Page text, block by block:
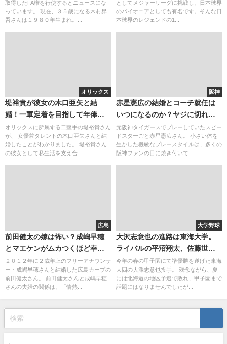
取得したFA権を行使するとニュースにな
っています。 現在、３５歳になる木村昇
吾さんは１９８０年生まれ。...
としてメジャーリーグに挑戦し、日本球界
のパイオニアとしても有名です。そんな日
本球界のレジェンドの1...
オリックス
堤裕貴が彼女の木口亜矢と結
婚！一軍定着を目指して年俸ア
ップへ
オリックスに所属する二塁手の堤裕貴さん
が、 女優兼タレントの木口亜矢さんと結
婚したことがわかりました。 堤裕貴さん
の彼女として私生活を支え合...
阪神
赤星憲広の結婚とコーチ就任は
いつになるのか？ヤジに切れて
も自宅で反省？
元阪神タイガースでプレーしていたスピー
ドスターごと赤星憲広さん。 小さい体を
生かした機敏なプレースタイルは、多くの
阪神ファンの目に焼き付いて...
広島
前田健太の嫁は怖い？成嶋早穂
とマエケンがムカつくほど幸
せ！
２０１２年に２歳年上のフリーアナウンサ
ー・成嶋早穂さんと結婚した広島カープの
前田健太さん。 前田健太さんと成嶋早穂
さんの夫婦の関係は、「情熱...
大学野球
大沢志意也の進路は東海大学。
ライバルの平沼翔太、佐藤世那
はプロの世界へ。インスタグラ
ムでは祝福の嵐？
今年の春の甲子園にて準優勝を遂げた東海
大四の大澤志意也投手。 残念ながら、夏
には北海道の地区予選で敗れ、甲子園まで
話題にはなりませんでしたが...